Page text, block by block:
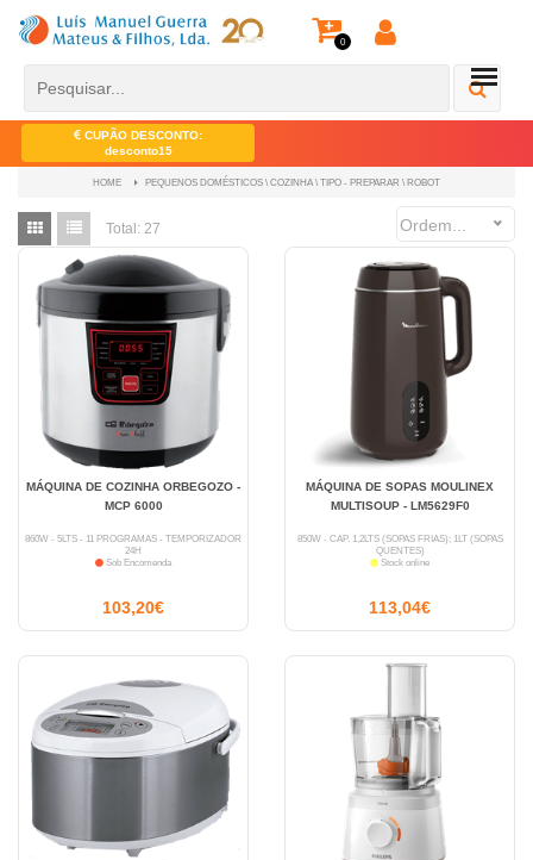
0
CUPÃO DESCONTO:
desconto15
HOME PEQUENOS DOMÉSTICOS \ COZINHA \ TIPO - PREPARAR \ ROBOT
Total: 27 Ordem...
MÁQUINA DE COZINHA ORBEGOZO -
MCP 6000
860W - 5LTS - 11 PROGRAMAS - TEMPORIZADOR
24H
Sob Encomenda
103,20€
MÁQUINA DE SOPAS MOULINEX
MULTISOUP - LM5629F0
850W - CAP. 1,2LTS (SOPAS FRIAS); 1LT (SOPAS
QUENTES)
Stock online
113,04€